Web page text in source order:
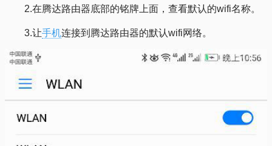
2.在腾达路由器底部的铭牌上面，查看默认的wifi名称。
3.让手机连接到腾达路由器的默认wifi网络。